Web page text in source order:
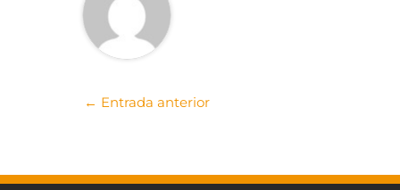
← Entrada anterior